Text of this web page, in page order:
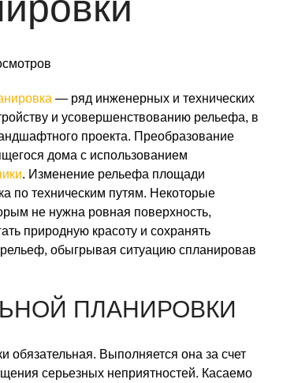
— ряд инженерных и технических
и усовершенствованию рельефа, в
проекта. Преобразование
дома с использованием
. Изменение рельефа площади
по техническим путям. Некоторые
не нужна ровная поверхность,
природную красоту и сохранять
обыгрывая ситуацию спланировав
ПЛАНИРОВКИ
обязательная. Выполняется она за счет
серьезных неприятностей. Касаемо